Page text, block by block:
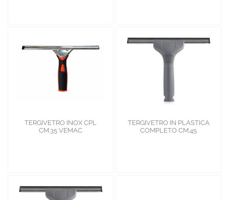
TERGIVETRO INOX CPL
CM.35 VEMAC
TERGIVETRO IN PLASTICA
COMPLETO CM.45